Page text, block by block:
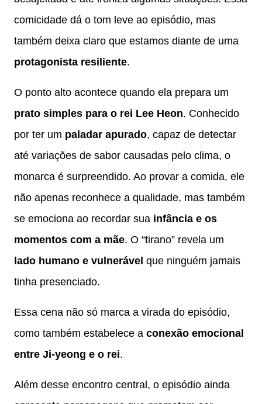
comicidade dá o tom leve ao episódio, mas
também deixa claro que estamos diante de uma
protagonista resiliente.
O ponto alto acontece quando ela prepara um
prato simples para o rei Lee Heon. Conhecido
por ter um paladar apurado, capaz de detectar
até variações de sabor causadas pelo clima, o
monarca é surpreendido. Ao provar a comida, ele
não apenas reconhece a qualidade, mas também
se emociona ao recordar sua infância e os
momentos com a mãe. O “tirano” revela um
lado humano e vulnerável que ninguém jamais
tinha presenciado.
Essa cena não só marca a virada do episódio,
como também estabelece a conexão emocional
entre Ji-yeong e o rei.
Além desse encontro central, o episódio ainda